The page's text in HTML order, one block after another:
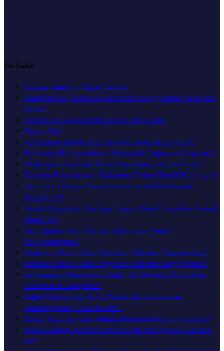
Son Yazılar
Çalışma, Emek ve Başarı Üzerine
Kumaşlar Kaç Derecede Yıkanmalı? Hangi Kumaş Ne Kadar
Çeker?
Karakter ve Güzel Ahlak Üzerine Düşünceler
Hayata Dair
Aceleciliğin Bedeli: Hızlı Yaşarken Neleri Kaçırıyoruz?
Beklemeyi Bilmeyen İnsan: Sabırsızlık Çağına mı Giriyoruz?
Dinlenmeyi Unutmak: Durabilmek Neden Bu Kadar Zor?
Zamanın Parçalanması: Dikkatimiz Neden Sürekli Bölünüyor?
Verimlilik Takıntısı: İnsan Kendini Sürekli Kanıtlamak
Zorunda mı?
Sürekli Meşguliyet Hastalığı: Yoğun Olmak Gerçekten Verimli
Olmak mı?
Hız Çağında Sabır: Her Şey Hızlanırken Neden
Bekleyemiyoruz?
Konforun Bedeli: Rahat Yaşarken Nelerden Vazgeçiyoruz?
Konforun Bedeli: Rahat Yaşarken Nelerden Vazgeçiyoruz?
Reklamların Görünmeyen Etkisi: Tercihlerimizi Gerçekten
Kendimiz mi Yapıyoruz?
Sahip Olduklarının Sahibi Olmak: Eşyalarımıza mı
Hükmediyoruz, Onlar mı Bize?
Borçla Yaşamak: Geleceğimizi Bugünden Harcıyor muyuz?
Marka Kimliği: Kullandıklarımız Kim Olduğumuzu Gösterir
mi?